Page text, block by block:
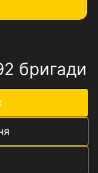
бригади